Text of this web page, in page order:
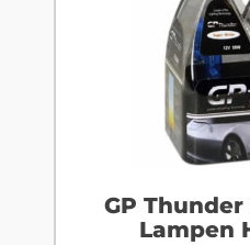
GP
Lampen